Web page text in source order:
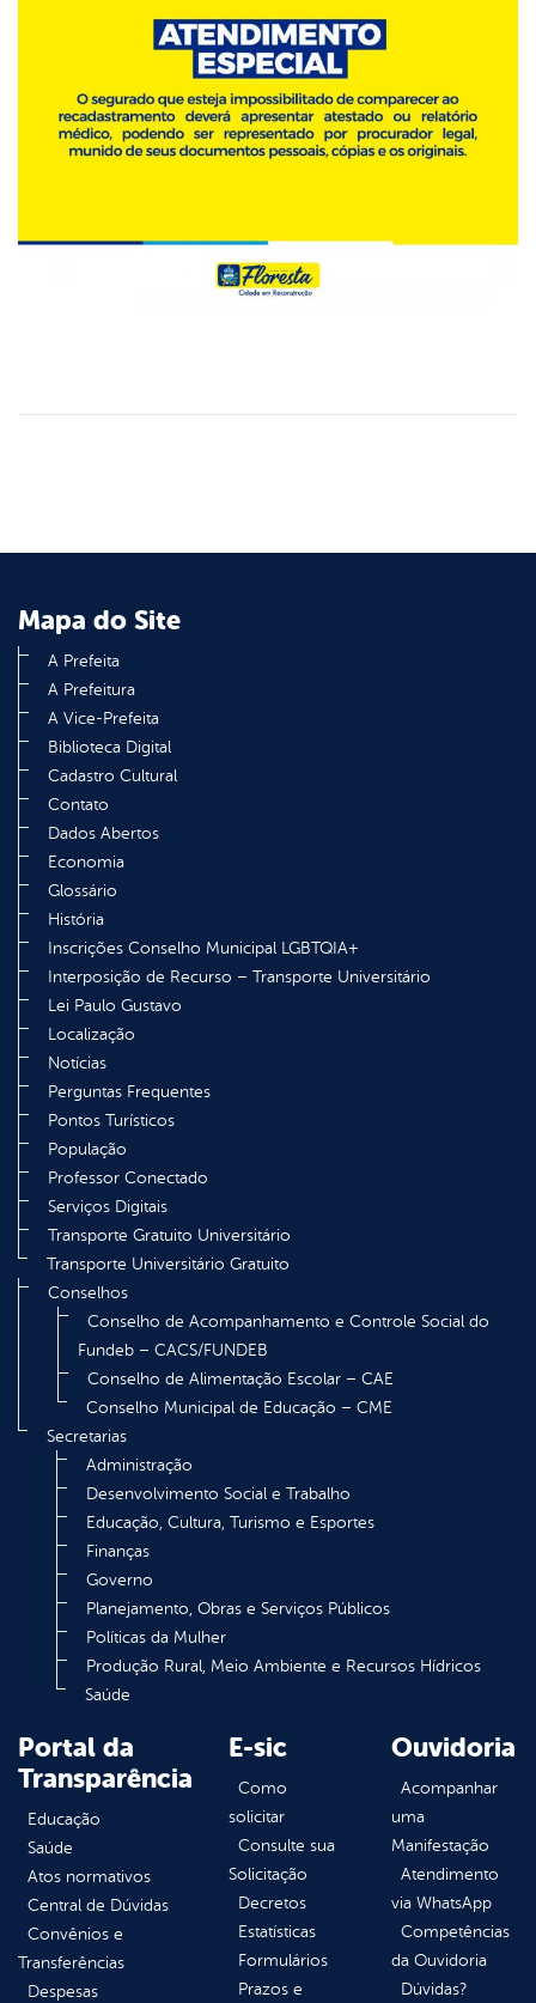
Mapa do Site
A Prefeita
A Prefeitura
A Vice-Prefeita
Biblioteca Digital
Cadastro Cultural
Contato
Dados Abertos
Economia
Glossário
História
Inscrições Conselho Municipal LGBTQIA+
Interposição de Recurso – Transporte Universitário
Lei Paulo Gustavo
Localização
Notícias
Perguntas Frequentes
Pontos Turísticos
População
Professor Conectado
Serviços Digitais
Transporte Gratuito Universitário
Transporte Universitário Gratuito
Conselhos
Conselho de Acompanhamento e Controle Social do
Fundeb – CACS/FUNDEB
Conselho de Alimentação Escolar – CAE
Conselho Municipal de Educação – CME
Secretarias
Administração
Desenvolvimento Social e Trabalho
Educação, Cultura, Turismo e Esportes
Finanças
Governo
Planejamento, Obras e Serviços Públicos
Políticas da Mulher
Produção Rural, Meio Ambiente e Recursos Hídricos
Saúde
Portal da
Transparência
Educação
Saúde
Atos normativos
Central de Dúvidas
Convênios e
Transferências
Despesas
E-sic
Como
solicitar
Consulte sua
Solicitação
Decretos
Estatísticas
Formulários
Prazos e
Ouvidoria
Acompanhar
uma
Manifestação
Atendimento
via WhatsApp
Competências
da Ouvidoria
Dúvidas?